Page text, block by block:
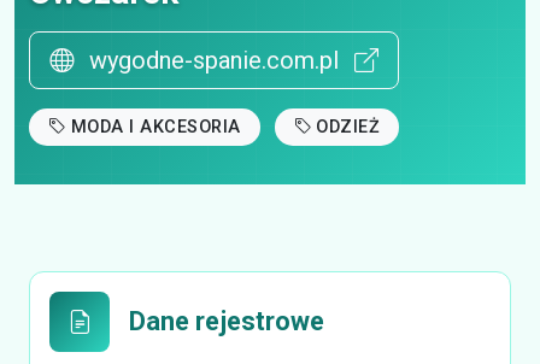
wygodne-spanie.com.pl
MODA I AKCESORIA ODZIEŻ
Dane rejestrowe